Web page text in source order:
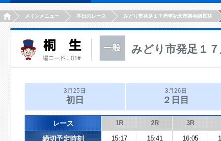
HOMEメインメニュー 本日のレース みどり市発足１７周年記念市議会議長杯
みどり市発足１
3月25日
初日
3月26日
２日目
レース 1R 2R 3R
締切予定時刻 15:17 15:41 16:05